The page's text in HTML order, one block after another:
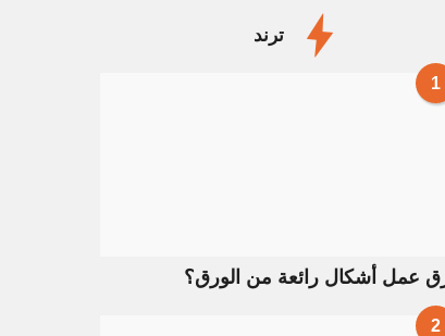
ترند
1
عمل أشكال رائعة من الورق؟
2